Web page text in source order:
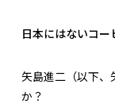
日本にはないコー
矢島進二（以下
か？